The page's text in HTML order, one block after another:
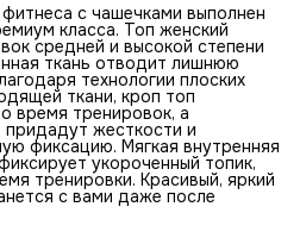
с чашечками выполнен
класса. Топ женский
средней и высокой степени
ткань отводит лишнюю
технологии плоских
ткани, кроп топ
время тренировок, а
придадут жесткости и
фиксацию. Мягкая внутренняя
укороченный топик,
тренировки. Красивый, яркий
с вами даже после